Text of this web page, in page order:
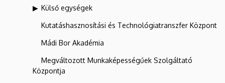
Külső egységek
Kutatáshasznosítási és Technológiatranszfer Központ
Mádi Bor Akadémia
Megváltozott Munkaképességűek Szolgáltató
Központja